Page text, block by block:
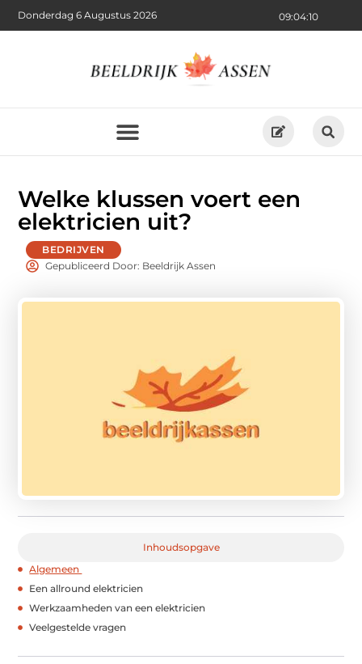
09:04:12
Donderdag 6 Augustus 2026
Welke klussen voert een
elektricien uit?
BEDRIJVEN
Gepubliceerd Door: Beeldrijk Assen
Inhoudsopgave
Algemeen
Een allround elektricien
Werkzaamheden van een elektricien
Veelgestelde vragen